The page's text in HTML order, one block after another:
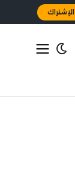
الإشتراك